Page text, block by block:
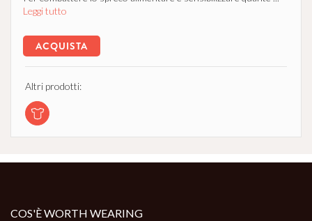
Leggi tutto
ACQUISTA
Altri prodotti:
COS'È WORTH WEARING